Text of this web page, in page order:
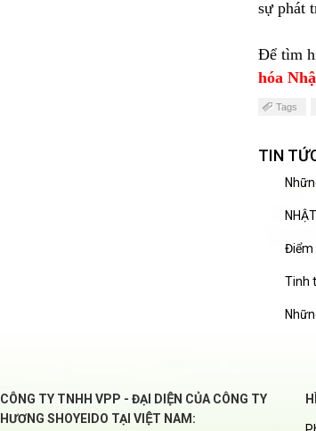
sự phát
Để tìm
hóa
Tags
TIN
Điểm
Tinh
CÔNG TY TNHH VPP - ĐẠI DIỆN CỦA CÔNG TY
HƯƠNG SHOYEIDO TẠI VIỆT NAM: